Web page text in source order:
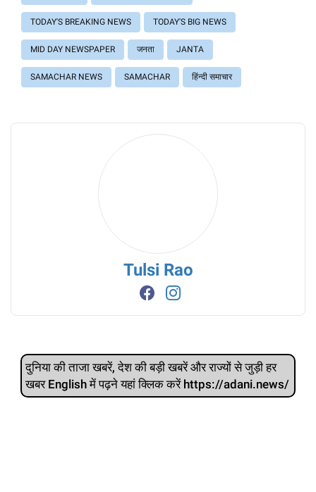
TODAY'S BREAKING NEWS TODAY'S BIG NEWS
MID DAY NEWSPAPER जनता JANTA
SAMACHAR NEWS SAMACHAR हिंन्दी समाचार
Tulsi Rao
दुनिया की ताजा खबरें, देश की बड़ी खबरें और राज्‍यों से जुड़ी हर
खबर English में पढ़ने यहां क्लिक करें https://adani.news/